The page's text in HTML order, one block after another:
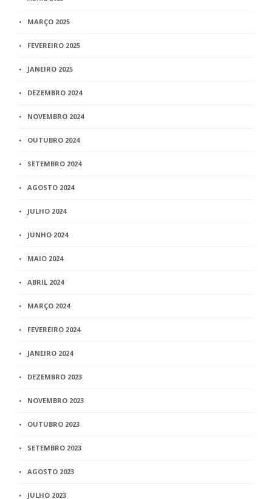
MARÇO 2025
FEVEREIRO 2025
JANEIRO 2025
DEZEMBRO 2024
NOVEMBRO 2024
OUTUBRO 2024
SETEMBRO 2024
AGOSTO 2024
JULHO 2024
JUNHO 2024
MAIO 2024
ABRIL 2024
MARÇO 2024
FEVEREIRO 2024
JANEIRO 2024
DEZEMBRO 2023
NOVEMBRO 2023
OUTUBRO 2023
SETEMBRO 2023
AGOSTO 2023
JULHO 2023